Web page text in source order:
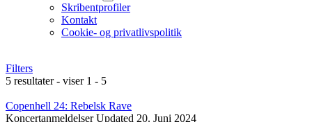
Skribentprofiler
Kontakt
Cookie- og privatlivspolitik
Filters
5 resultater - viser 1 - 5
Copenhell 24: Rebelsk Rave
Koncertanmeldelser Updated 20. Juni 2024